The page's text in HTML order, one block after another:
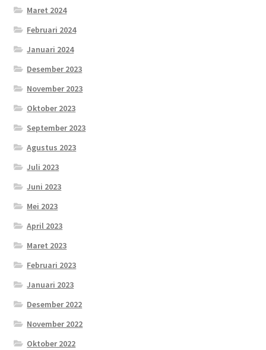
Maret 2024
Februari 2024
Januari 2024
Desember 2023
November 2023
Oktober 2023
September 2023
Agustus 2023
Juli 2023
Juni 2023
Mei 2023
April 2023
Maret 2023
Februari 2023
Januari 2023
Desember 2022
November 2022
Oktober 2022